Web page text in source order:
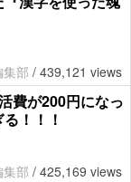
部 / 439,121 views
費が200円になっ
！！！
部 / 425,169 views